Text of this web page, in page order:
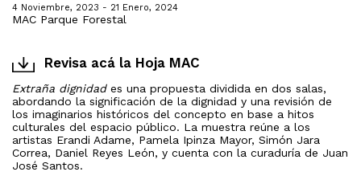
4 Noviembre, 2023 - 21 Enero, 2024
MAC Parque Forestal
Revisa acá la Hoja MAC
Extraña dignidades una propuesta dividida en dos salas,
abordando la significación de la dignidad y una revisión de
los imaginarios históricos del concepto en base a hitos
culturales del espacio público. La muestra reúne a los
artistas Erandi Adame, Pamela Ipinza Mayor, Simón Jara
Correa, Daniel Reyes León, y cuenta con la curaduría de Juan
José Santos.